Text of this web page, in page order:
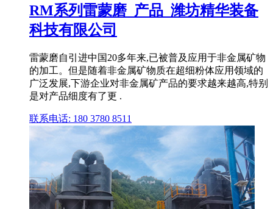
RM系列雷蒙磨_产品_潍坊精华装备
科技有限公司
雷蒙磨自引进中国20多年来,已被普及应用于非金属矿物
的加工。但是随着非金属矿物质在超细粉体应用领域的
广泛发展,下游企业对非金属矿产品的要求越来越高,特别
是对产品细度有了更 .
联系电话: 180 3780 8511